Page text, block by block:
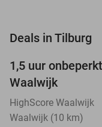
Deals in Tilburg
TODAY
1,5 uur
Waalwijk
HighScore Waalwijk
Waalwijk (10 km)